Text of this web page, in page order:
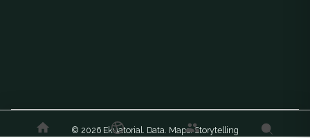
© 2026 Ekuatorial. Data. Maps. Storytelling